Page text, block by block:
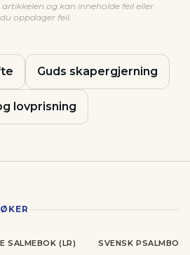
og kan inneholde feil eller
oppdager feil.
Guds skapergjerning
lovprisning
SALMEBOK (LR) SVENSK PSALMBOK